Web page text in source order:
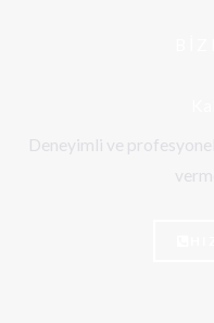
Deneyimli ve